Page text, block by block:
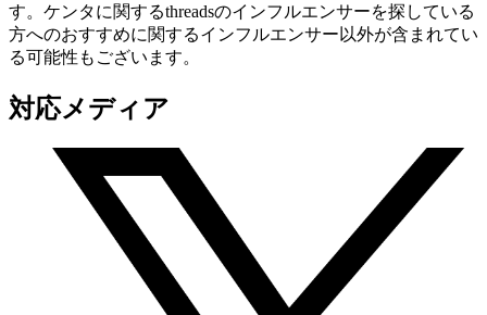
す。ケンタに関するthreadsのインフルエンサーを探している
方へのおすすめに関するインフルエンサー以外が含まれてい
る可能性もございます。
対応メディア